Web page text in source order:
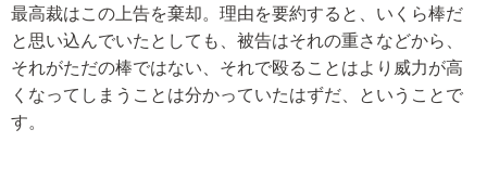
最高裁はこの上告を棄却。理由を要約すると、いくら棒だ
と思い込んでいたとしても、被告はそれの重さなどから、
それがただの棒ではない、それで殴ることはより威力が高
くなってしまうことは分かっていたはずだ、ということで
す。